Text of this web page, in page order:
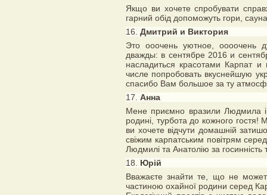
Якщо ви хочете спробувати
гарний обід допоможуть гори, сауна
16. Дмитрий и Виктория
Это ооочень уютное, оооочень
дважды: в сентябре 2016 и
насладиться красотами Карпат и
числе попробовать вкуснейшую
спасибо Вам большое за ту
17. Анна
Мене приємно вразили Людмила і
родині, турбота до кожного гостя!
ви хочете відчути домашній
свіжим карпатським повітрям
Людмилі та Анатолію за госинність
18. Юрій
Вважаєте знайти те, що не
частиною охайної родини серед